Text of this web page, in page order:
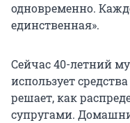
одновременно.
единственная».
Сейчас 40-летний
использует
решает, как
супругами.